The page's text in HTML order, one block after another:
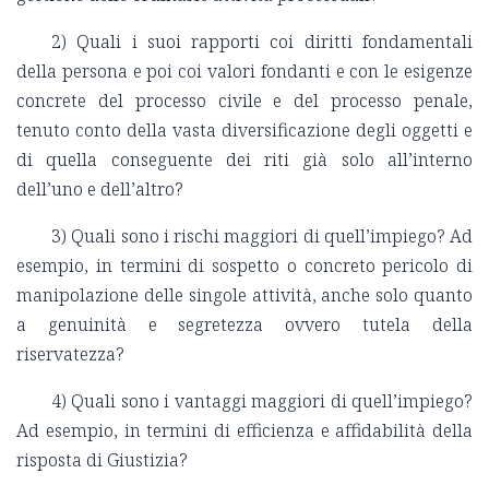
2) Quali i suoi rapporti coi diritti fondamentali
della persona e poi coi valori fondanti e con le esigenze
concrete del processo civile e del processo penale,
tenuto conto della vasta diversificazione degli oggetti e
di quella conseguente dei riti già solo all’interno
dell’uno e dell’altro?
3) Quali sono i rischi maggiori di quell’impiego? Ad
esempio, in termini di sospetto o concreto pericolo di
manipolazione delle singole attività, anche solo quanto
a genuinità e segretezza ovvero tutela della
riservatezza?
4) Quali sono i vantaggi maggiori di quell’impiego?
Ad esempio, in termini di efficienza e affidabilità della
risposta di Giustizia?